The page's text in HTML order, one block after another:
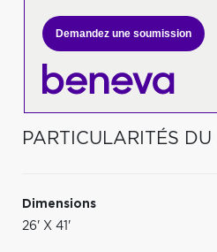
Demandez une soumission
PARTICULARITÉS
Dimensions
26' X 41'